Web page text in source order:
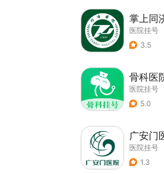
掌上同
医院挂号
3.5
骨科医
医院挂号
5.0
广安门
医院挂号
1.3